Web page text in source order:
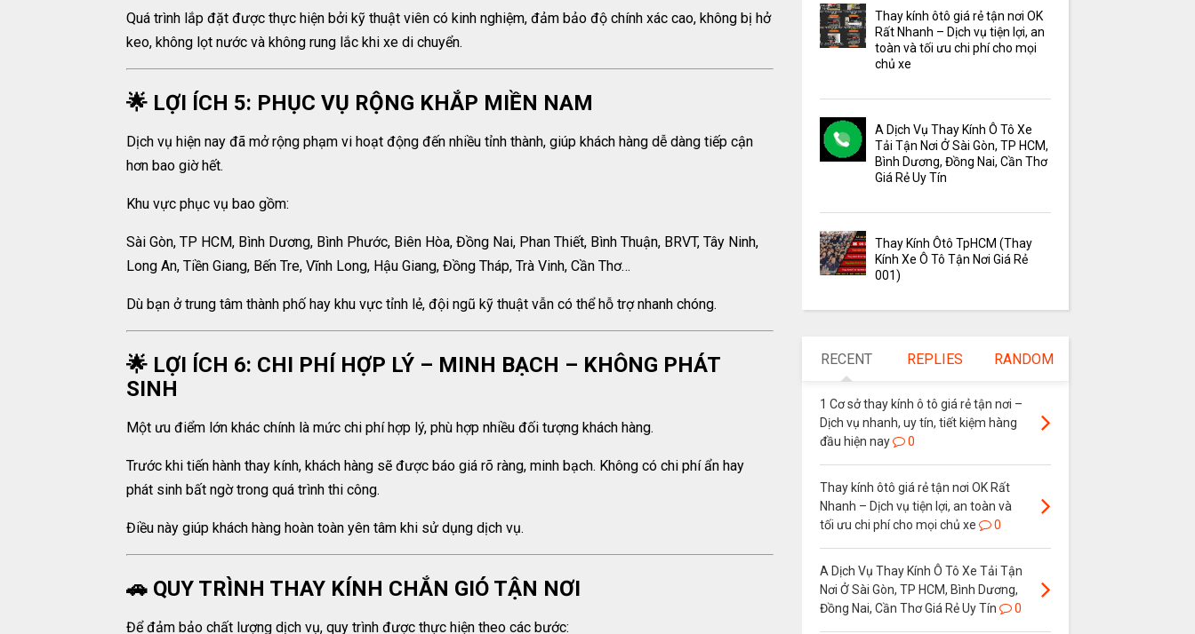
Quá trình lắp đặt được thực hiện bởi kỹ thuật viên có kinh nghiệm, đảm bảo độ chính xác cao, không bị hở
keo, không lọt nước và không rung lắc khi xe di chuyển.
🌟 LỢI ÍCH 5: PHỤC VỤ RỘNG KHẮP MIỀN NAM
Dịch vụ hiện nay đã mở rộng phạm vi hoạt động đến nhiều tỉnh thành, giúp khách hàng dễ dàng tiếp cận
hơn bao giờ hết.
Khu vực phục vụ bao gồm:
Sài Gòn, TP HCM, Bình Dương, Bình Phước, Biên Hòa, Đồng Nai, Phan Thiết, Bình Thuận, BRVT, Tây Ninh,
Long An, Tiền Giang, Bến Tre, Vĩnh Long, Hậu Giang, Đồng Tháp, Trà Vinh, Cần Thơ…
Dù bạn ở trung tâm thành phố hay khu vực tỉnh lẻ, đội ngũ kỹ thuật vẫn có thể hỗ trợ nhanh chóng.
🌟 LỢI ÍCH 6: CHI PHÍ HỢP LÝ – MINH BẠCH – KHÔNG PHÁT
SINH
Một ưu điểm lớn khác chính là mức chi phí hợp lý, phù hợp nhiều đối tượng khách hàng.
Trước khi tiến hành thay kính, khách hàng sẽ được báo giá rõ ràng, minh bạch. Không có chi phí ẩn hay
phát sinh bất ngờ trong quá trình thi công.
Điều này giúp khách hàng hoàn toàn yên tâm khi sử dụng dịch vụ.
🚗 QUY TRÌNH THAY KÍNH CHẮN GIÓ TẬN NƠI
Để đảm bảo chất lượng dịch vụ, quy trình được thực hiện theo các bước:
Thay kính ôtô giá rẻ tận nơi OK
Rất Nhanh – Dịch vụ tiện lợi, an
toàn và tối ưu chi phí cho mọi
chủ xe
A Dịch Vụ Thay Kính Ô Tô Xe
Tải Tận Nơi Ở Sài Gòn, TP HCM,
Bình Dương, Đồng Nai, Cần Thơ
Giá Rẻ Uy Tín
Thay Kính Ôtô TpHCM (Thay
Kính Xe Ô Tô Tận Nơi Giá Rẻ
001)
RECENT REPLIES RANDOM
1 Cơ sở thay kính ô tô giá rẻ tận nơi –
Dịch vụ nhanh, uy tín, tiết kiệm hàng
đầu hiện nay
0
Thay kính ôtô giá rẻ tận nơi OK Rất
Nhanh – Dịch vụ tiện lợi, an toàn và
tối ưu chi phí cho mọi chủ xe
0
A Dịch Vụ Thay Kính Ô Tô Xe Tải Tận
Nơi Ở Sài Gòn, TP HCM, Bình Dương,
Đồng Nai, Cần Thơ Giá Rẻ Uy Tín
0